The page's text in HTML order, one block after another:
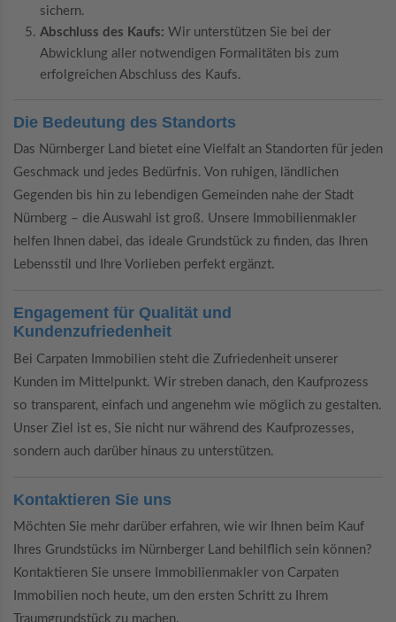
sichern.
Abschluss des Kaufs: Wir unterstützen Sie bei der
Abwicklung aller notwendigen Formalitäten bis zum
erfolgreichen Abschluss des Kaufs.
Die Bedeutung des Standorts
Das Nürnberger Land bietet eine Vielfalt an Standorten für jeden
Geschmack und jedes Bedürfnis. Von ruhigen, ländlichen
Gegenden bis hin zu lebendigen Gemeinden nahe der Stadt
Nürnberg – die Auswahl ist groß. Unsere Immobilienmakler
helfen Ihnen dabei, das ideale Grundstück zu finden, das Ihren
Lebensstil und Ihre Vorlieben perfekt ergänzt.
Engagement für Qualität und
Kundenzufriedenheit
Bei Carpaten Immobilien steht die Zufriedenheit unserer
Kunden im Mittelpunkt. Wir streben danach, den Kaufprozess
so transparent, einfach und angenehm wie möglich zu gestalten.
Unser Ziel ist es, Sie nicht nur während des Kaufprozesses,
sondern auch darüber hinaus zu unterstützen.
Kontaktieren Sie uns
Möchten Sie mehr darüber erfahren, wie wir Ihnen beim Kauf
Ihres Grundstücks im Nürnberger Land behilflich sein können?
Kontaktieren Sie unsere Immobilienmakler von Carpaten
Immobilien noch heute, um den ersten Schritt zu Ihrem
Traumgrundstück zu machen.